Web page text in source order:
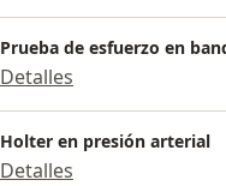
Prueba de esfuerzo en
Detalles
Holter en presión arterial
Detalles